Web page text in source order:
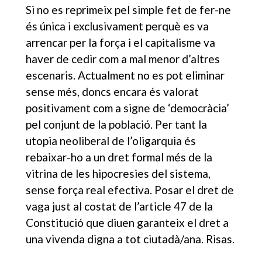
Si no es reprimeix pel simple fet de fer-ne
és única i exclusivament perquè es va
arrencar per la força i el capitalisme va
haver de cedir com a mal menor d’altres
escenaris. Actualment no es pot eliminar
sense més, doncs encara és valorat
positivament com a signe de ‘democràcia’
pel conjunt de la població. Per tant la
utopia neoliberal de l’oligarquia és
rebaixar-ho a un dret formal més de la
vitrina de les hipocresies del sistema,
sense força real efectiva. Posar el dret de
vaga just al costat de l’article 47 de la
Constitució que diuen garanteix el dret a
una vivenda digna a tot ciutadà/ana. Risas.